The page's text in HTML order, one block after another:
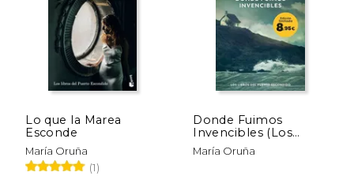
21% 15%
Lo que la Marea
Esconde
María Oruña
(1)
Donde Fuimos
Invencibles (Los
Libros del Puerto
Escondido): Edición
María Oruña